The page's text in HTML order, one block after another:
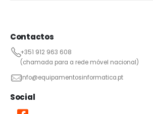
Contactos
+351 912 963 608
(chamada para a rede móvel nacional)
info@equipamentosinformatica.pt
Social